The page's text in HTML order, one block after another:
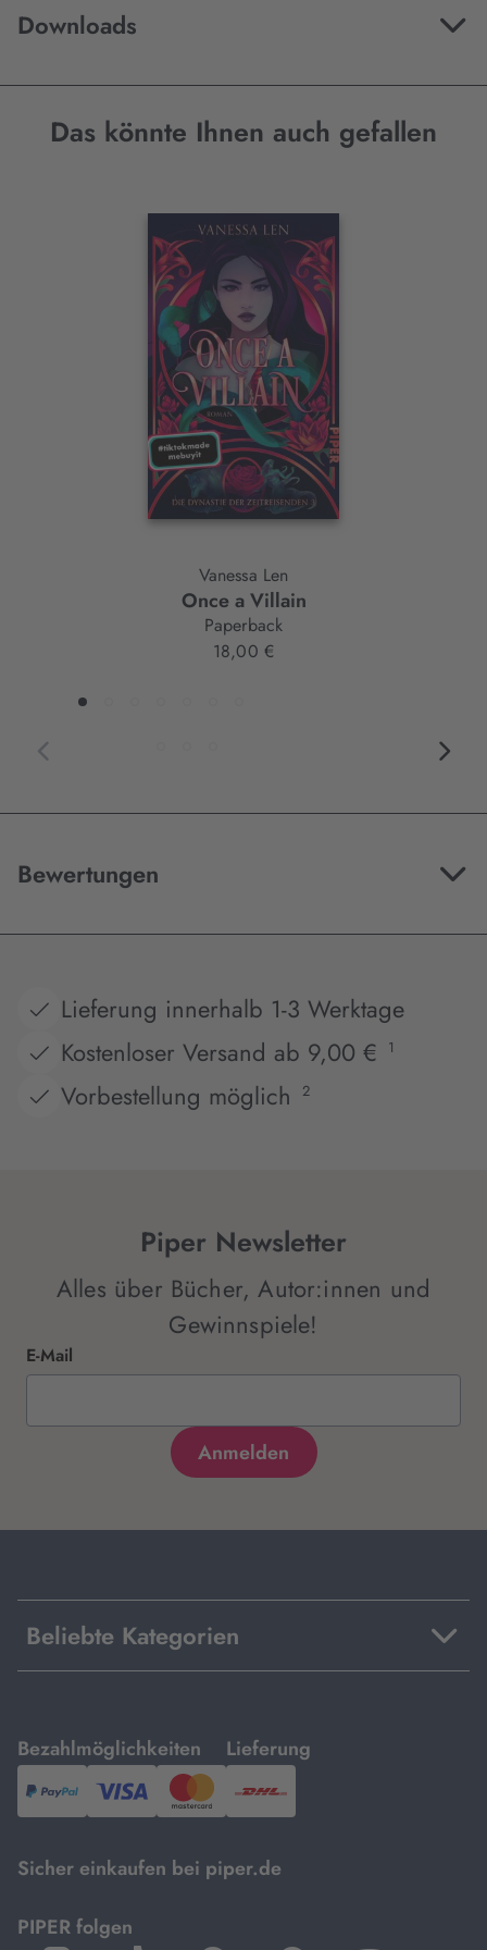
Downloads
Das könnte Ihnen auch gefallen
Interaktives
Vanessa Len
Once a Villain
Paperback
18,00 €
Bewertungen
Lieferung innerhalb 1-3 Werktage
Kostenloser Versand ab 9,00 €
1
Vorbestellung möglich 2
Piper Newsletter
Alles über Bücher, Autor:innen und
Gewinnspiele!
E-Mail
Beliebte Kategorien
Bezahlmöglichkeiten
mit
PayPal,Visa
und
Lieferung
mit
DHL.
Sicher einkaufen bei piper.de
PIPER folgen